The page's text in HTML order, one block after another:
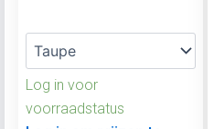
Log in voor
voorraadstatus